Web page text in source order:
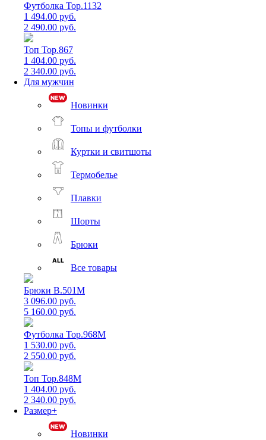
Футболка Top.1132
1 494.00 руб.
2 490.00 руб.
Топ Top.867
1 404.00 руб.
2 340.00 руб.
Для мужчин
Новинки
Топы и футболки
Куртки и свитшоты
Термобелье
Плавки
Шорты
Брюки
Все товары
Брюки B.501M
3 096.00 руб.
5 160.00 руб.
Футболка Top.968M
1 530.00 руб.
2 550.00 руб.
Топ Top.848M
1 404.00 руб.
2 340.00 руб.
Размер+
Новинки